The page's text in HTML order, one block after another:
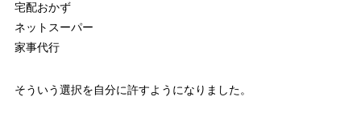
宅配おかず
ネットスーパー
家事代行
そういう選択を自分に許すようになりました。